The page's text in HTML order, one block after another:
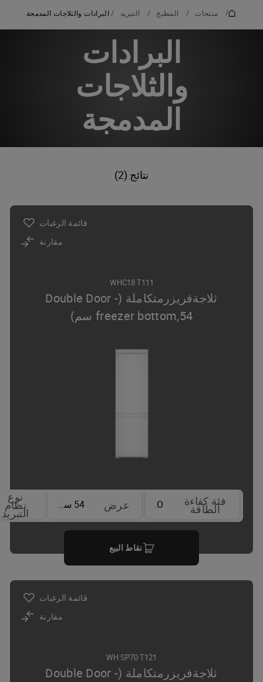
/ منتجات / المطبخ / التبريد / البرادات والثلاجات المدمجة
البرادات
والثلاجات
المدمجة
نتائج (2)
قائمة الرغبات
مقارنة
WHC18 T111
ثلاجةفريزرمتكاملة (Double Door -
freezer bottom,54 سم)
فئة كفاءة
الطاقة NO عرض 54 سم
نوع
نظام
التبريد
نقاط البيع
قائمة الرغبات
مقارنة
WH SP70 T121
ثلاجةفريزرمتكاملة (Double Door -